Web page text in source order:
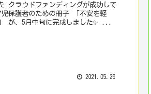
クラウドファンディングが成功して
保護者のための冊子 「不安を軽
が、5月中旬に完成しました✨ ...
2021.05.25